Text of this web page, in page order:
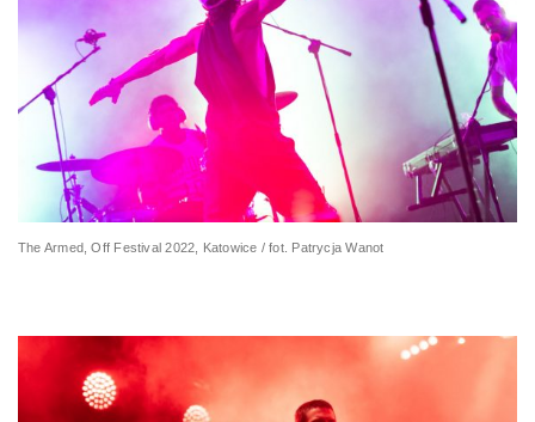
The Armed, Off Festival 2022, Katowice / fot. Patrycja Wanot